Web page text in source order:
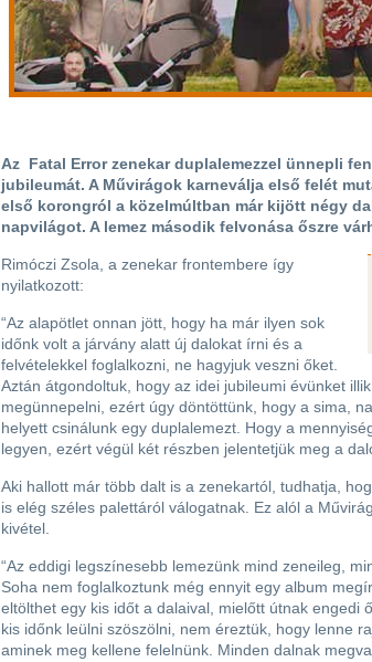
Az Fatal Error zenekar duplalemezzel ünnepli
jubileumát. A Művirágok karneválja első felét
első korongról a közelmúltban már kijött négy
napvilágot. A lemez második felvonása őszre
Rimóczi Zsola, a zenekar frontembere így
nyilatkozott:
“Az alapötlet onnan jött, hogy ha már ilyen sok
időnk volt a járvány alatt új dalokat írni és a
felvételekkel foglalkozni, ne hagyjuk veszni őket.
Aztán átgondoltuk, hogy az idei jubileumi évünket
megünnepelni, ezért úgy döntöttünk, hogy a sima,
helyett csinálunk egy duplalemezt. Hogy a
legyen, ezért végül két részben jelentetjük meg a
Aki hallott már több dalt is a zenekartól, tudhatja,
is elég széles palettáról válogatnak. Ez alól a
kivétel.
“Az eddigi legszínesebb lemezünk mind zeneileg,
Soha nem foglalkoztunk még ennyit egy album
eltölthet egy kis időt a dalaival, mielőtt útnak engedi
kis időnk leülni szöszölni, nem éreztük, hogy lenne
aminek meg kellene felelnünk. Minden dalnak